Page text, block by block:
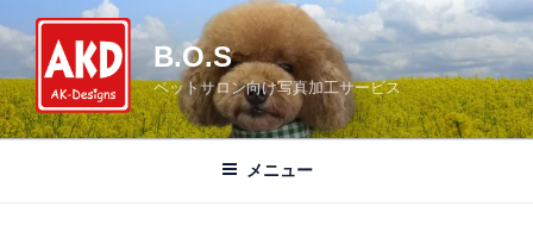
ン
ン
ツ
B.O.S
ペットサロン向け写真加工サービス
メニュー